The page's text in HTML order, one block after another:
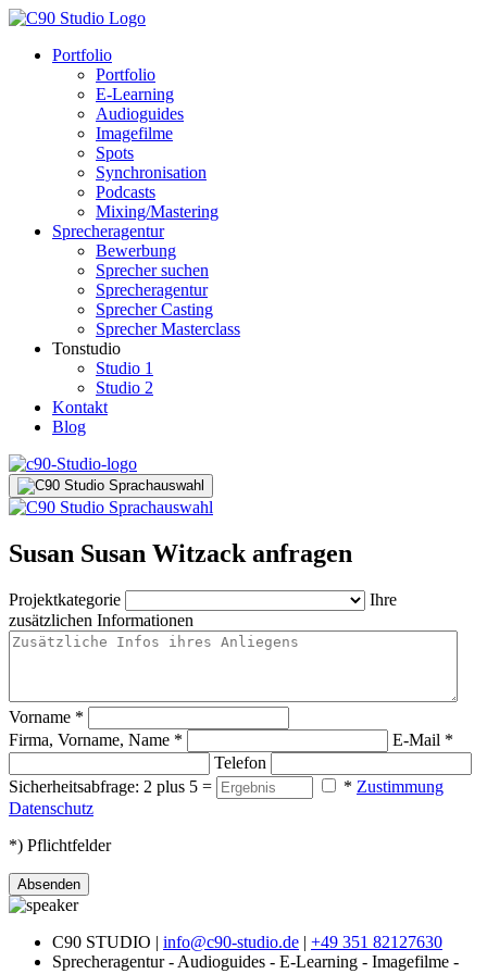
Portfolio
Portfolio
E-Learning
Audioguides
Imagefilme
Spots
Synchronisation
Podcasts
Mixing/Mastering
Sprecheragentur
Bewerbung
Sprecher suchen
Sprecheragentur
Sprecher Casting
Sprecher Masterclass
Tonstudio
Studio 1
Studio 2
Kontakt
Blog
Susan Susan Witzack anfragen
Projektkategorie
Ihre
zusätzlichen Informationen
Vorname *
Firma, Vorname, Name * E-Mail *
Telefon
Sicherheitsabfrage: 2 plus 5 =
* Zustimmung
Datenschutz
*) Pflichtfelder
Absenden
C90 STUDIO | info@c90-studio.de | +49 351 82127630
Sprecheragentur - Audioguides - E-Learning - Imagefilme -